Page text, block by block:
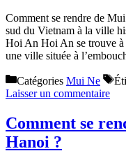
Comment se rendre de
sud du Vietnam à la ville
Hoi An Hoi An se trouve
une ville située à
Catégories Mui Ne
Laisser un commentaire
Comment se
Hanoi ?